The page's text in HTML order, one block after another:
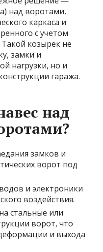
над воротами,
каркаса и
с учетом
Такой козырек не
замки и
нагрузки, но и
гаража.
над
замков и
ворот под
и электроники
воздействия.
стальные или
ворот, что
и выхода